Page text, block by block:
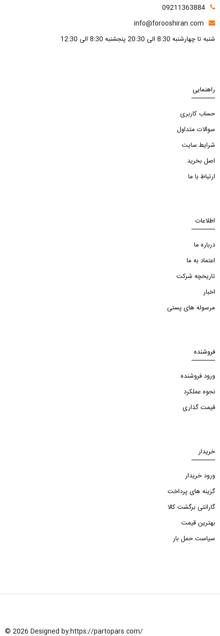
09211363884
info@forooshiran.com
شنبه تا چهارشنبه 8:30 الی 20:30 پنجشنبه 8:30 الی 12:30
راهنمایی
حساب کاربری
سوالات متداول
شرایط سایت
اصل بخرید
ارتباط با ما
اطلاعات
درباره ما
اعتماد به ما
تاریخچه شرکت
اخبار
مرسوله های پستی
فروشنده
ورود فروشنده
نحوه عملکرد
قیمت گذاری
خریدار
ورود خریدار
گزینه های پرداخت
گارانتی برگشت کالا
بهترین قیمت
سیاست حمل بار
© 2026 Designed by:https://partopars.com/